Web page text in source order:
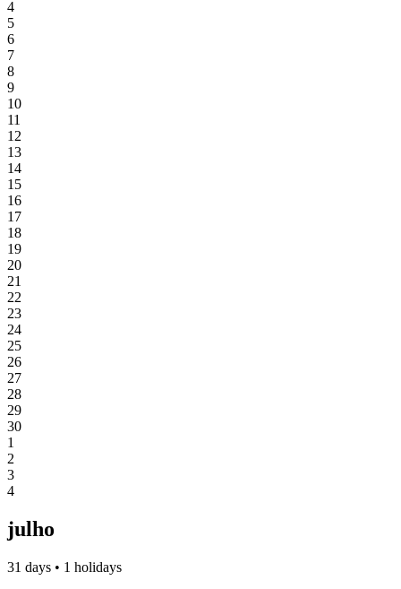
4
5
6
7
8
9
10
11
12
13
14
15
16
17
18
19
20
21
22
23
24
25
26
27
28
29
30
1
2
3
4
julho
31 days • 1 holidays